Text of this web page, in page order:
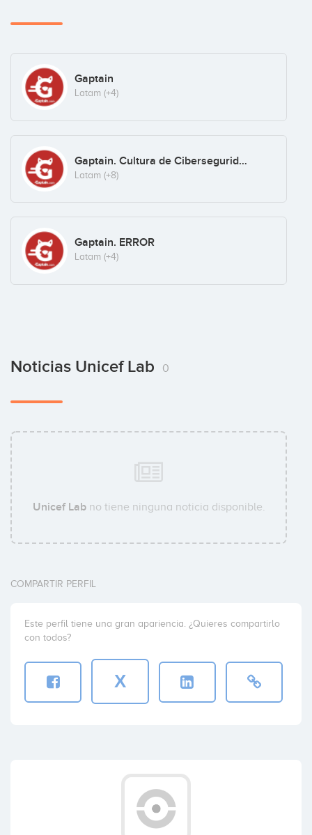
Gaptain
Latam (+4)
Gaptain. Cultura de Ciberseguridad
Latam (+8)
Gaptain. ERROR
Latam (+4)
Noticias Unicef Lab 0
Unicef Labno tiene ninguna noticia disponible.
COMPARTIR PERFIL
Este perfil tiene una gran apariencia. ¿Quieres compartirlo
con todos?
X